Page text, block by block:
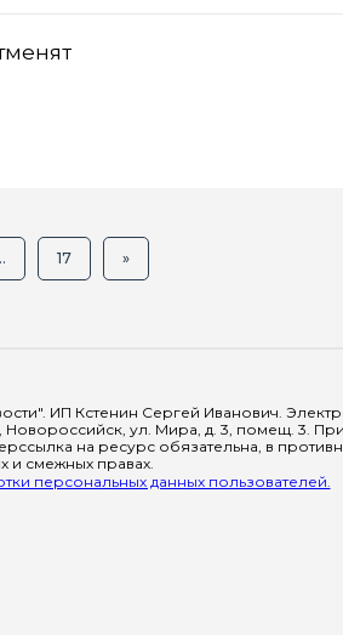
17 »
ИП Кстенин Сергей Иванович.
Новороссийск, ул. Мира, д. 3, помещ. 3.
на ресурс обязательна, в
и смежных правах.
персональных данных пользователей.